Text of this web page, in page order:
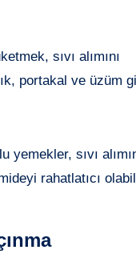
sıvı alımını
portakal ve üzüm
sıvı
rahatlatıcı